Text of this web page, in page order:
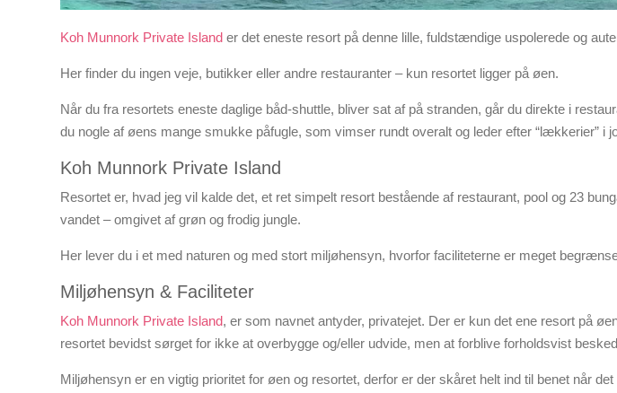
Koh Munnork Private Island er det eneste resort på denne lille, fuldstændige uspolerede og
Her finder du ingen veje, butikker eller andre restauranter – kun resortet ligger på øen.
Når du fra resortets eneste daglige båd-shuttle, bliver sat af på stranden, går du direkte i
du nogle af øens mange smukke påfugle, som vimser rundt overalt og leder efter “lækkerier” i
Koh Munnork Private Island
Resortet er, hvad jeg vil kalde det, et ret simpelt resort bestående af restaurant, pool og 23
vandet – omgivet af grøn og frodig jungle.
Her lever du i et med naturen og med stort miljøhensyn, hvorfor faciliteterne er meget
Miljøhensyn & Faciliteter
Koh Munnork Private Island, er som navnet antyder, privatejet. Der er kun det ene resort på
resortet bevidst sørget for ikke at overbygge og/eller udvide, men at forblive forholdsvist
Miljøhensyn er en vigtig prioritet for øen og resortet, derfor er der skåret helt ind til benet når